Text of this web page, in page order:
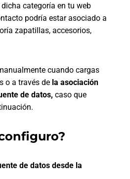
categoría en tu web
podría estar asociado a
zapatillas, accesorios,
cuando cargas
o a través de la asociación
de datos, caso que
de datos desde la